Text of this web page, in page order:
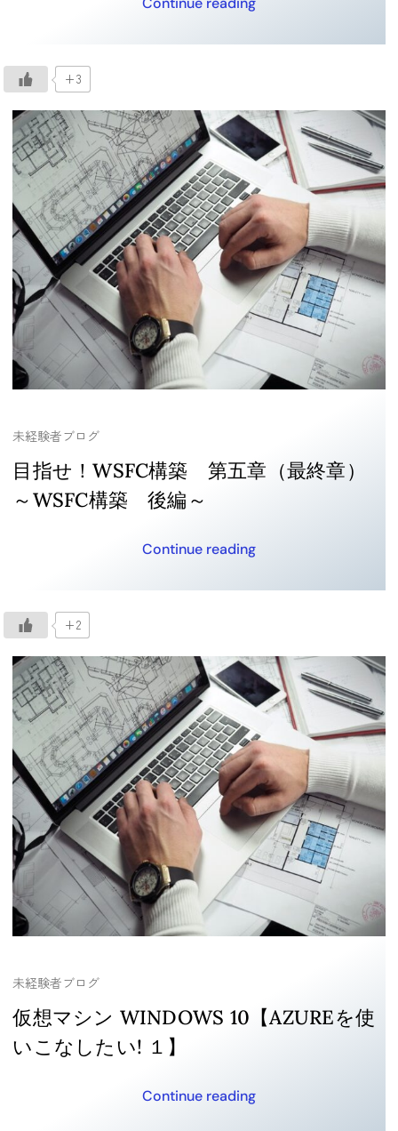
+3
未経験者ブログ
目指せ！WSFC構築 第五章（最終章）
～WSFC構築 後編～
Continue reading
+2
未経験者ブログ
仮想マシン WINDOWS 10【AZUREを使
いこなしたい! １】
Continue reading